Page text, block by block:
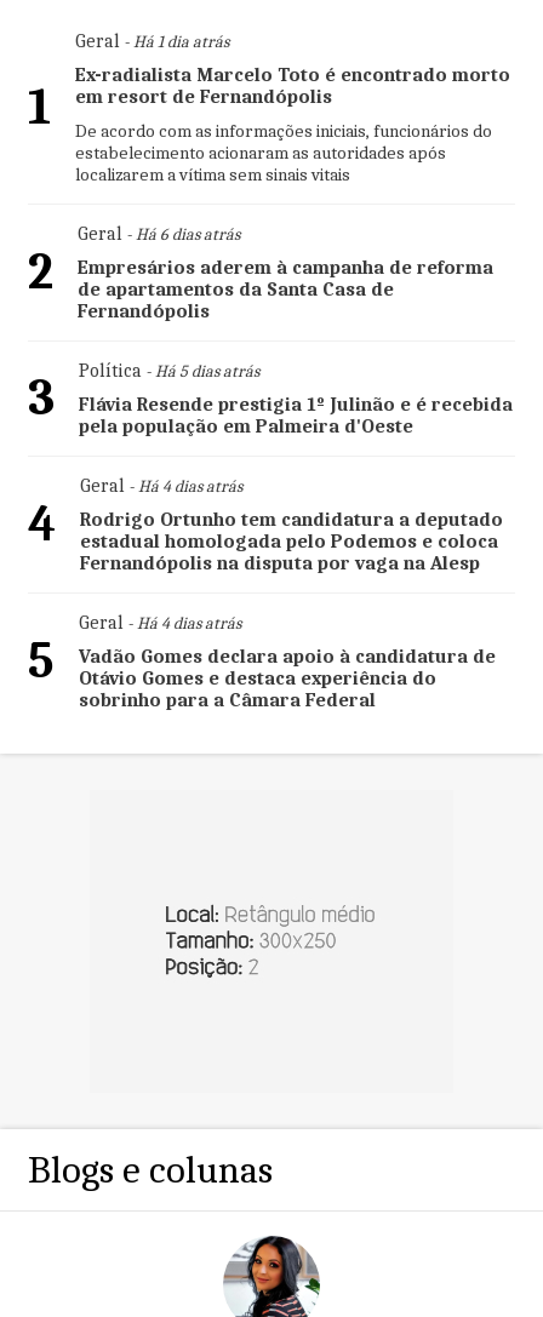
1
Geral- Há 1 dia atrás
Ex-radialista Marcelo Toto é encontrado morto
em resort de Fernandópolis
De acordo com as informações iniciais, funcionários do
estabelecimento acionaram as autoridades após
localizarem a vítima sem sinais vitais
2
Geral- Há 6 dias atrás
Empresários aderem à campanha de reforma
de apartamentos da Santa Casa de
Fernandópolis
3 Política- Há 5 dias atrás
Flávia Resende prestigia 1º Julinão e é recebida
pela população em Palmeira d'Oeste
4
Geral- Há 4 dias atrás
Rodrigo Ortunho tem candidatura a deputado
estadual homologada pelo Podemos e coloca
Fernandópolis na disputa por vaga na Alesp
5
Geral- Há 4 dias atrás
Vadão Gomes declara apoio à candidatura de
Otávio Gomes e destaca experiência do
sobrinho para a Câmara Federal
Blogs e colunas